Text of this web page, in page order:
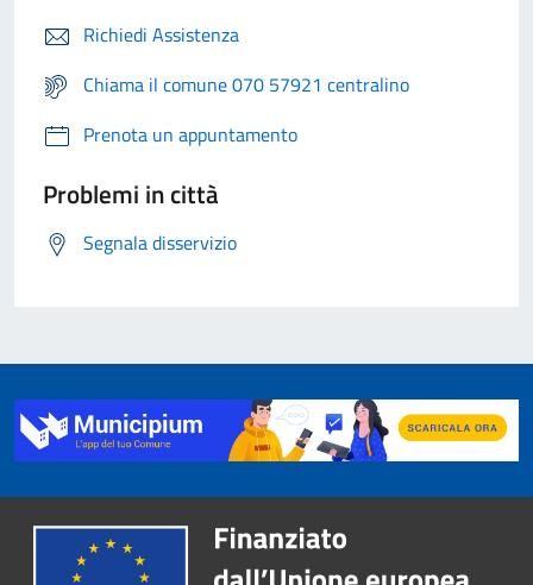
Richiedi Assistenza
Chiama il comune 070 57921 centralino
Prenota un appuntamento
Problemi in città
Segnala disservizio